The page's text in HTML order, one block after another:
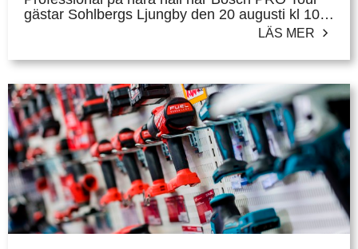
gästar Sohlbergs Ljungby den 20 augusti kl 10-
LÄS MER